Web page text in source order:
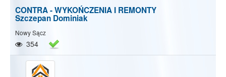
CONTRA - WYKOŃCZENIA I REMONTY
Szczepan Dominiak
Nowy Sącz
354